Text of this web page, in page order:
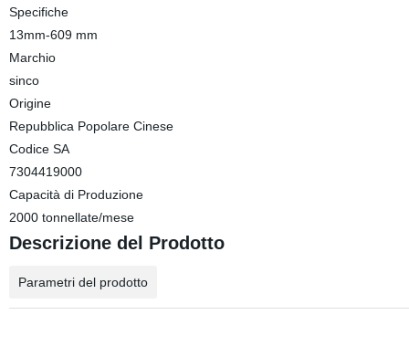
Specifiche
13mm-609 mm
Marchio
sinco
Origine
Repubblica Popolare Cinese
Codice SA
7304419000
Capacità di Produzione
2000 tonnellate/mese
Descrizione del Prodotto
Parametri del prodotto